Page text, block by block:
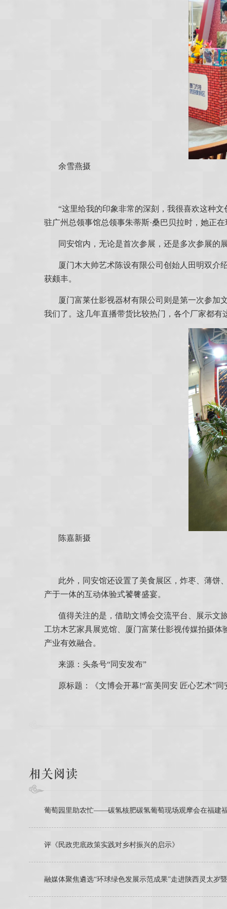
余雪燕摄
“这里给我的印象非常的深刻，我很喜欢这种
驻广州总领事馆总领事朱蒂斯·桑巴贝拉时，她正
同安馆内，无论是首次参展，还是多次参展的
厦门木大帅艺术陈设有限公司创始人田明双介
获颇丰。
厦门富莱仕影视器材有限公司则是第一次参加
我们了。这几年直播带货比较热门，各个厂家都
陈嘉新摄
此外，同安馆还设置了美食展区，炸枣、薄饼
产于一体的互动体验式饕餮盛宴。
值得关注的是，借助文博会交流平台、展示文
工坊木艺家具展览馆、厦门富莱仕影视传媒拍摄
产业有效融合。
来源：头条号“同安发布”
原标题：《文博会开幕!“富美同安 匠心艺术”
相关阅读
葡萄园里助农忙——碳氢核肥碳氢葡萄现场观摩会在福建
评《民政兜底政策实践对乡村振兴的启示》
融媒体聚焦遴选“环球绿色发展示范成果”走进陕西灵太岁